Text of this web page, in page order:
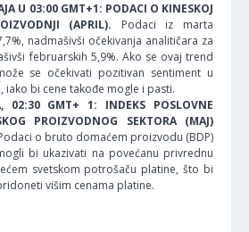
U 03:00 GMT+1: PODACI O KINESKOJ
(APRIL). Podaci iz marta
nadmašivši očekivanja analitičara za
februarskih 5,9%. Ako se ovaj trend
se očekivati pozitivan sentiment u
iako bi cene takođe mogle i pasti.
02:30 GMT+ 1: INDEKS POSLOVNE
PROIZVODNOG SEKTORA (MAJ)
o bruto domaćem proizvodu (BDP)
bi ukazivati na povećanu privrednu
svetskom potrošaču platine, što bi
višim cenama platine.